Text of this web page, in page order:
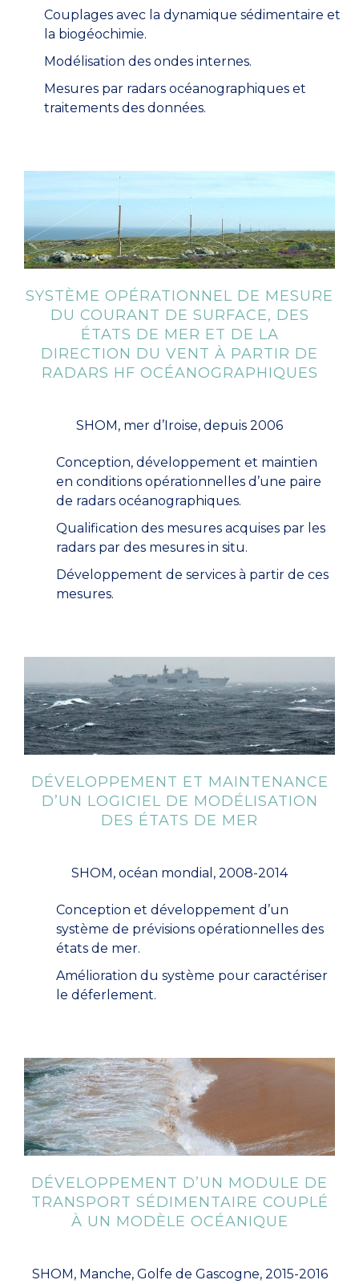
Couplages avec la dynamique sédimentaire et
la biogéochimie.
Modélisation des ondes internes.
Mesures par radars océanographiques et
traitements des données.
SYSTÈME OPÉRATIONNEL DE MESURE
DU COURANT DE SURFACE, DES
ÉTATS DE MER ET DE LA
DIRECTION DU VENT À PARTIR DE
RADARS HF OCÉANOGRAPHIQUES
SHOM, mer d’Iroise, depuis 2006
Conception, développement et maintien
en conditions opérationnelles d’une paire
de radars océanographiques.
Qualification des mesures acquises par les
radars par des mesures in situ.
Développement de services à partir de ces
mesures.
DÉVELOPPEMENT ET MAINTENANCE
D’UN LOGICIEL DE MODÉLISATION
DES ÉTATS DE MER
SHOM, océan mondial, 2008-2014
Conception et développement d’un
système de prévisions opérationnelles des
états de mer.
Amélioration du système pour caractériser
le déferlement.
DÉVELOPPEMENT D’UN MODULE DE
TRANSPORT SÉDIMENTAIRE COUPLÉ
À UN MODÈLE OCÉANIQUE
SHOM, Manche, Golfe de Gascogne, 2015-2016